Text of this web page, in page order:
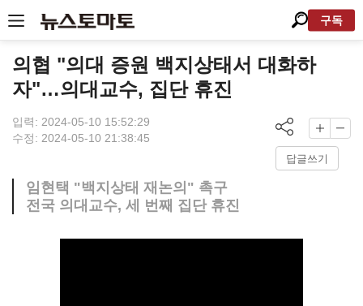
구독
의협 "의대 증원 백지상태서 대화하
자"…의대교수, 집단 휴진
입력: 2024-05-10 15:52:29
수정: 2024-05-10 21:38:45
답글쓰기
임현택 "백지상태 재논의" 촉구
전국 의대교수, 세 번째 집단 휴진